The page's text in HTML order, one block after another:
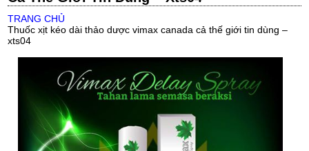
TRANG CHỦ
Thuốc xịt kéo dài thảo dược vimax canada cả thế giới tin dùng –
xts04